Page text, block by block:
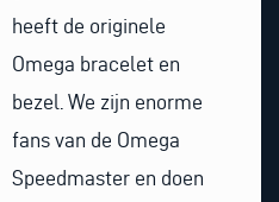
heeft de originele
Omega bracelet en
bezel. We zijn enorme
fans van de Omega
Speedmaster en doen